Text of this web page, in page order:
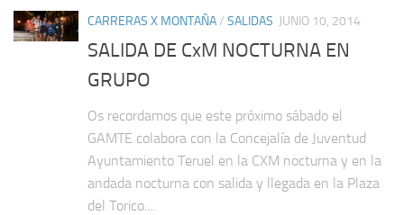
CARRERAS X MONTAÑA/ SALIDAS JUNIO 10, 2014
SALIDA DE CxM NOCTURNA EN
GRUPO
Os recordamos que este próximo sábado el
GAMTE colabora con la Concejalía de Juventud
Ayuntamiento Teruel en la CXM nocturna y en la
andada nocturna con salida y llegada en la Plaza
del Torico....